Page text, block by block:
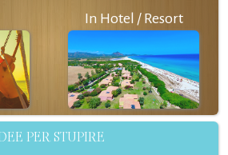
In Hotel / Resort
PER STUPIRE